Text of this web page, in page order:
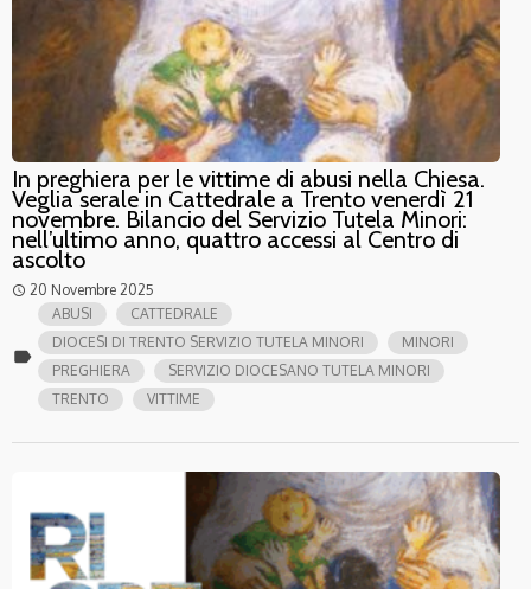
In preghiera per le vittime di abusi nella Chiesa.
Veglia serale in Cattedrale a Trento venerdì 21
novembre. Bilancio del Servizio Tutela Minori:
nell’ultimo anno, quattro accessi al Centro di
ascolto
access_time 20 Novembre 2025
label
ABUSI
CATTEDRALE
DIOCESI DI TRENTO SERVIZIO TUTELA MINORI
MINORI
PREGHIERA
SERVIZIO DIOCESANO TUTELA MINORI
TRENTO
VITTIME